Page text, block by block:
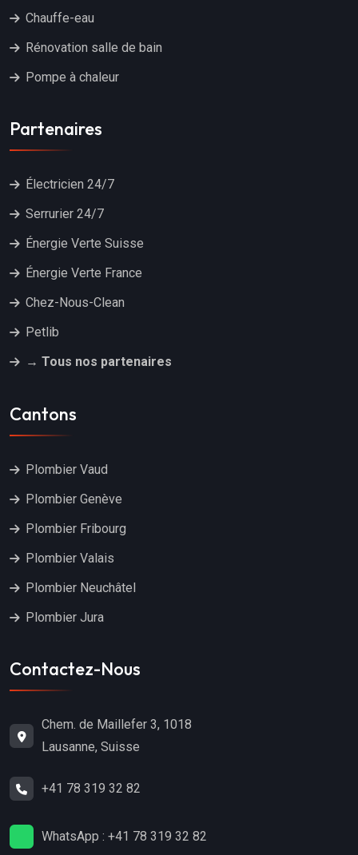
Chauffe-eau
Rénovation salle de bain
Pompe à chaleur
Partenaires
Électricien 24/7
Serrurier 24/7
Énergie Verte Suisse
Énergie Verte France
Chez-Nous-Clean
Petlib
→ Tous nos partenaires
Cantons
Plombier Vaud
Plombier Genève
Plombier Fribourg
Plombier Valais
Plombier Neuchâtel
Plombier Jura
Contactez-Nous
Chem. de Maillefer 3, 1018
Lausanne, Suisse
+41 78 319 32 82
WhatsApp : +41 78 319 32 82